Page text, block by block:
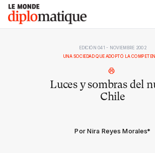
Skip
content
Le monde diplomatique
EDICIÓN 041 - NOVIEMBRE 2002
UNA SOCIEDAD QUE ADOPTÓ LA
Luces y sombras del
Chile
Por Nira Reyes Morales*